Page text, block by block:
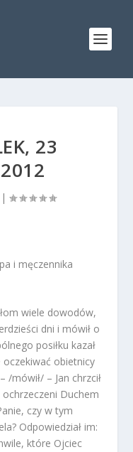
23
|
i męczennika
wiele dowodów,
dni i mówił o
posiłku kazał
oczekiwać obietnicy
/mówił/ – Jan chrzcił
Duchem
czy w tym
Odpowiedział im:
które Ojciec